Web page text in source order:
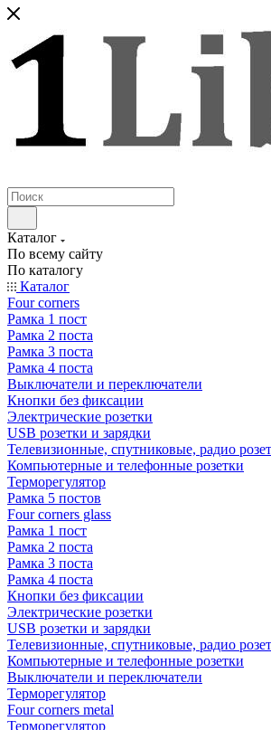
Каталог
По всему сайту
По каталогу
Каталог
Four corners
Рамка 1 пост
Рамка 2 поста
Рамка 3 поста
Рамка 4 поста
Выключатели и переключатели
Кнопки без фиксации
Электрические розетки
USB розетки и зарядки
Телевизионные, спутниковые, радио
Компьютерные и телефонные розетки
Терморегулятор
Рамка 5 постов
Four corners glass
Рамка 1 пост
Рамка 2 поста
Рамка 3 поста
Рамка 4 поста
Кнопки без фиксации
Электрические розетки
USB розетки и зарядки
Телевизионные, спутниковые, радио
Компьютерные и телефонные розетки
Выключатели и переключатели
Терморегулятор
Four corners metal
Терморегулятор